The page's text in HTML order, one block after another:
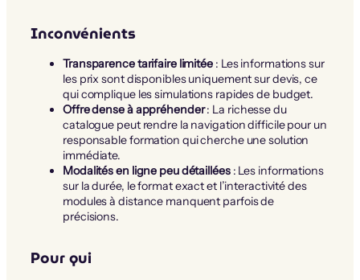
Inconvénients
Transparence tarifaire limitée : Les informations sur
les prix sont disponibles uniquement sur devis, ce
qui complique les simulations rapides de budget.
Offre dense à appréhender: La richesse du
catalogue peut rendre la navigation difficile pour un
responsable formation qui cherche une solution
immédiate.
Modalités en ligne peu détaillées: Les informations
sur la durée, le format exact et l’interactivité des
modules à distance manquent parfois de
précisions.
Pour qui